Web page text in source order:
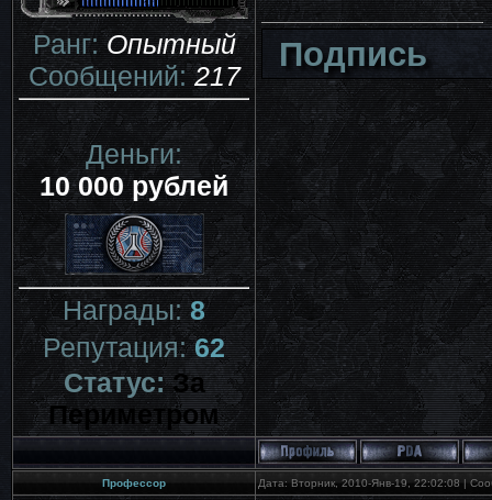
Ранг:Опытный
Сообщений:217
Деньги:
10 000 рублей
Награды:8
Репутация:62
Статус:За
Периметром
Подпись
Профессор Дата: Вторник, 2010-Янв-19, 22:02:08 |